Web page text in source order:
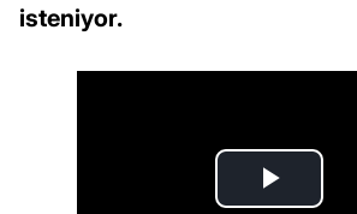
isteniyor.